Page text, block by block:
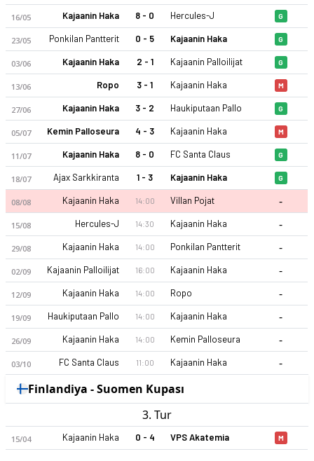
Kajaanin Haka 2026 sezonu | Kolmonen Kuzey Grubu'de
16/05 Kajaanin Haka 8 - 0 Hercules-J G
23/05 Ponkilan Pantterit 0 - 5 Kajaanin Haka G
03/06 Kajaanin Haka 2 - 1 Kajaanin Palloilijat G
13/06 Ropo 3 - 1 Kajaanin Haka M
27/06 Kajaanin Haka 3 - 2 Haukiputaan Pallo G
05/07 Kemin Palloseura 4 - 3 Kajaanin Haka M
11/07 Kajaanin Haka 8 - 0 FC Santa Claus G
18/07 Ajax Sarkkiranta 1 - 3 Kajaanin Haka G
08/08 Kajaanin Haka 14:00 Villan Pojat -
15/08 Hercules-J 14:30 Kajaanin Haka -
29/08 Kajaanin Haka 14:00 Ponkilan Pantterit -
02/09 Kajaanin Palloilijat 16:00 Kajaanin Haka -
12/09 Kajaanin Haka 14:00 Ropo -
19/09 Haukiputaan Pallo 14:00 Kajaanin Haka -
26/09 Kajaanin Haka 14:00 Kemin Palloseura -
03/10 FC Santa Claus 11:00 Kajaanin Haka
-
Finlandiya - Suomen Kupası
3. Tur
15/04 Kajaanin Haka 0 - 4 VPS Akatemia M